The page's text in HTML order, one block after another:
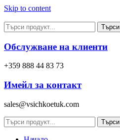
Skip to content
Търси
Обслужване на клиенти
+359 888 44 83 73
Имейл за контакт
sales@vsichkoetuk.com
Търси